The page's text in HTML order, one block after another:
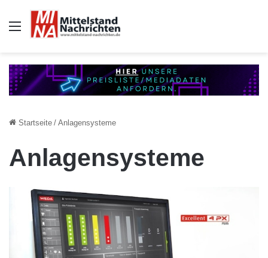
Auswahl
Startseite / Anlagensysteme
Anlagensysteme